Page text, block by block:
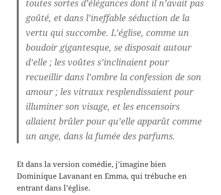
toutes sortes d’élégances dont il n’avait pas
goûté, et dans l’ineffable séduction de la
vertu qui succombe. L’église, comme un
boudoir gigantesque, se disposait autour
d’elle ; les voûtes s’inclinaient pour
recueillir dans l’ombre la confession de son
amour ; les vitraux resplendissaient pour
illuminer son visage, et les encensoirs
allaient brûler pour qu’elle apparût comme
un ange, dans la fumée des parfums.
Et dans la version comédie, j’imagine bien
Dominique Lavanant en Emma, qui trébuche en
entrant dans l’église.